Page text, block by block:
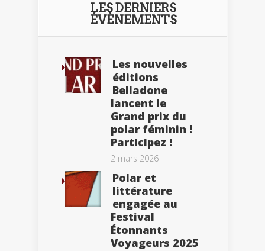
LES DERNIERS
ÉVÈNEMENTS
Les nouvelles
éditions
Belladone
lancent le
Grand prix du
polar féminin !
Participez !
2 mars 2026
Polar et
littérature
engagée au
Festival
Étonnants
Voyageurs 2025